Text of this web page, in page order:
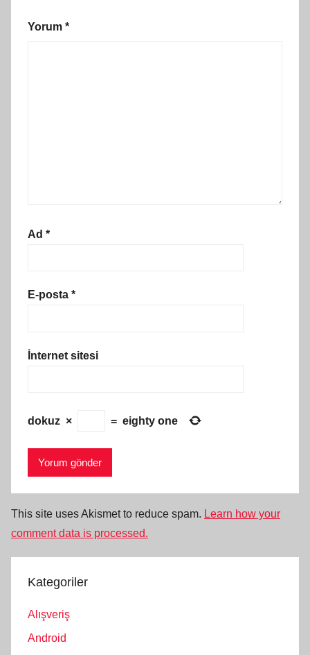
Yorum *
Ad *
E-posta *
İnternet sitesi
dokuz × = eighty one
This site uses Akismet to reduce spam. Learn how your
comment data is processed.
Kategoriler
Alışveriş
Android